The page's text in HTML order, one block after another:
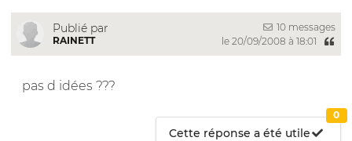
Publié par
RAINETT
10 messages
le 20/09/2008 à 18:01
pas d idées ???
Cette réponse a été utile
0